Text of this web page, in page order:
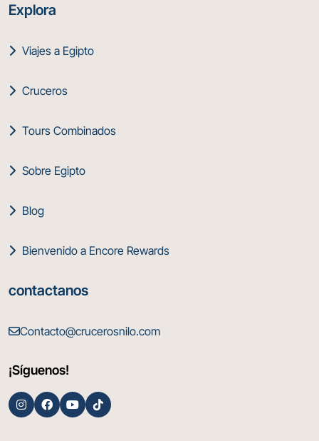
Explora
Viajes a Egipto
Cruceros
Tours Combinados
Sobre Egipto
Blog
Bienvenido a Encore Rewards
contactanos
Contacto@crucerosnilo.com
¡Síguenos!